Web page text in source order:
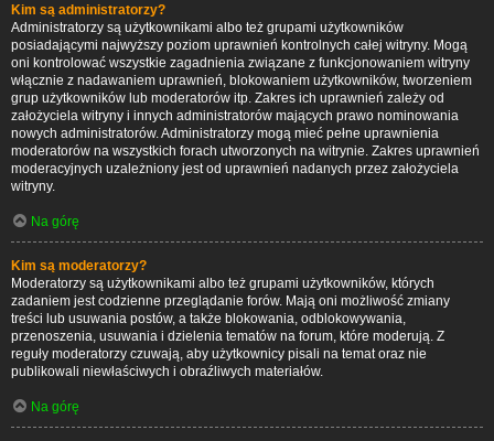
Kim są administratorzy?
Administratorzy są użytkownikami albo też grupami użytkowników
posiadającymi najwyższy poziom uprawnień kontrolnych całej witryny. Mogą
oni kontrolować wszystkie zagadnienia związane z funkcjonowaniem witryny
włącznie z nadawaniem uprawnień, blokowaniem użytkowników, tworzeniem
grup użytkowników lub moderatorów itp. Zakres ich uprawnień zależy od
założyciela witryny i innych administratorów mających prawo nominowania
nowych administratorów. Administratorzy mogą mieć pełne uprawnienia
moderatorów na wszystkich forach utworzonych na witrynie. Zakres uprawnień
moderacyjnych uzależniony jest od uprawnień nadanych przez założyciela
witryny.
Na górę
Kim są moderatorzy?
Moderatorzy są użytkownikami albo też grupami użytkowników, których
zadaniem jest codzienne przeglądanie forów. Mają oni możliwość zmiany
treści lub usuwania postów, a także blokowania, odblokowywania,
przenoszenia, usuwania i dzielenia tematów na forum, które moderują. Z
reguły moderatorzy czuwają, aby użytkownicy pisali na temat oraz nie
publikowali niewłaściwych i obraźliwych materiałów.
Na górę